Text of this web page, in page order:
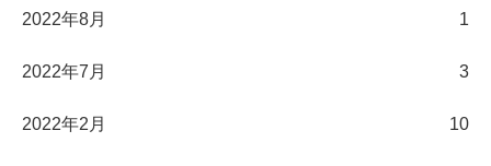
2022年8月 1
2022年7月 3
2022年2月 10